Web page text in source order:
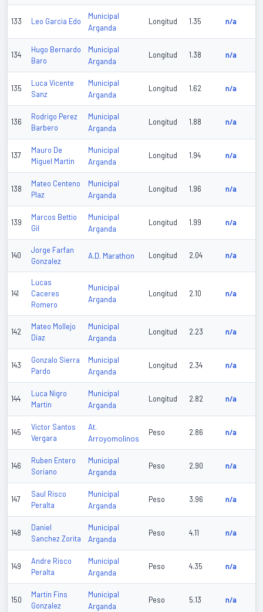
133 Leo Garcia Edo
Municipal
Arganda
Longitud 1.35 n/a
134
Hugo Bernardo
Baro
Municipal
Arganda
Longitud 1.38 n/a
135
Luca Vicente
Sanz
Municipal
Arganda
Longitud 1.62 n/a
136
Rodrigo Perez
Barbero
Municipal
Arganda
Longitud 1.88 n/a
137
Mauro De
Miguel Martin
Municipal
Arganda
Longitud 1.94 n/a
138
Mateo Centeno
Plaz
Municipal
Arganda
Longitud 1.96 n/a
139
Marcos Bettio
Gil
Municipal
Arganda
Longitud 1.99 n/a
140
Jorge Farfan
Gonzalez
A.D. Marathon Longitud 2.04 n/a
141
Lucas
Caceres
Romero
Municipal
Arganda
Longitud 2.10 n/a
142
Mateo Mollejo
Diaz
Municipal
Arganda
Longitud 2.23 n/a
143
Gonzalo Sierra
Pardo
Municipal
Arganda
Longitud 2.34 n/a
144
Luca Nigro
Martin
Municipal
Arganda
Longitud 2.82 n/a
145
Victor Santos
Vergara
At.
Arroyomolinos
Peso 2.86 n/a
146
Ruben Entero
Soriano
Municipal
Arganda
Peso 2.90 n/a
147
Saul Risco
Peralta
Municipal
Arganda
Peso 3.96 n/a
148
Daniel
Sanchez Zorita
Municipal
Arganda
Peso 4.11 n/a
149
Andre Risco
Peralta
Municipal
Arganda
Peso 4.35 n/a
150
Martin Fins
Gonzalez
Municipal
Arganda
Peso 5.13 n/a